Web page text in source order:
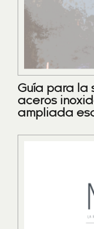
Guía para la
aceros
ampliada